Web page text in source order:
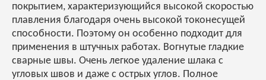
покрытием, характеризующийся высокой скоростью
плавления благодаря очень высокой токонесущей
способности. Поэтому он особенно подходит для
применения в штучных работах. Вогнутые гладкие
сварные швы. Очень легкое удаление шлака с
угловых швов и даже с острых углов. Полное